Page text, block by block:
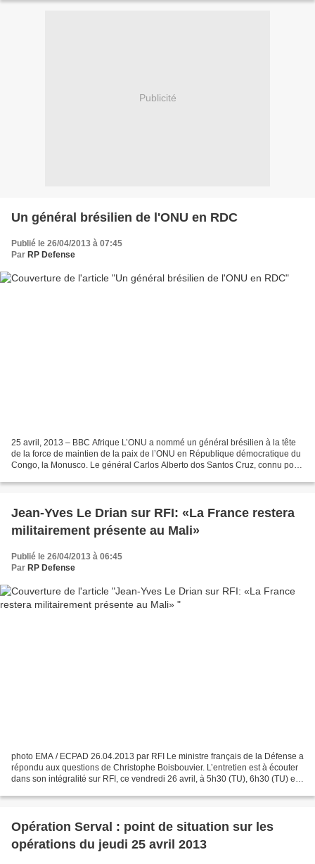
Publicité
Un général brésilien de l'ONU en RDC
Publié le 26/04/2013 à 07:45
Par RP Defense
25 avril, 2013 – BBC Afrique L’ONU a nommé un général brésilien à la tête
de la force de maintien de la paix de l’ONU en République démocratique du
Congo, la Monusco. Le général Carlos Alberto dos Santos Cruz, connu pour
Jean-Yves Le Drian sur RFI: «La France restera
militairement présente au Mali»
Publié le 26/04/2013 à 06:45
Par RP Defense
photo EMA / ECPAD 26.04.2013 par RFI Le ministre français de la Défense a
répondu aux questions de Christophe Boisbouvier. L’entretien est à écouter
dans son intégralité sur RFI, ce vendredi 26 avril, à 5h30 (TU), 6h30 (TU) et
Opération Serval : point de situation sur les
opérations du jeudi 25 avril 2013